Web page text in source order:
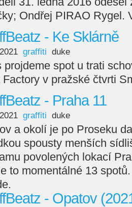
Ondřej PIRAO Rygel.
- Ke Sklárně
graffiti duke
projdeme spot u trati
Factory v pražské čtvrti
- Praha 11
graffiti duke
a okolí je po Proseku
spousty menších
povolených lokací
to momentálné 13
- Opatov